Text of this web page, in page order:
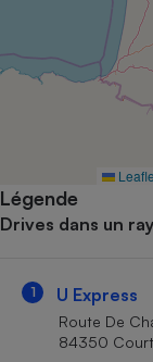
Légende
Drives dans un
1 U Express
Route De
84350